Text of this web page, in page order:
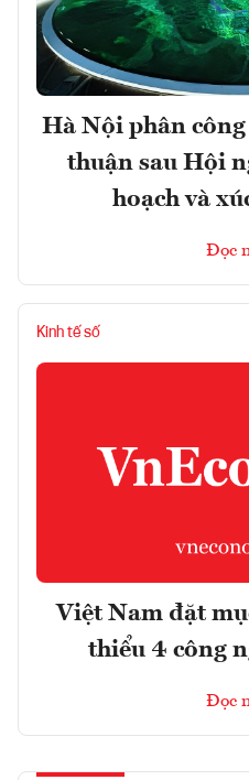
Hà Nội phân
thuận sau Hội
hoạch và
Đọc
Kinh tế số
Việt Nam đặt
thiểu 4 công
Đọc